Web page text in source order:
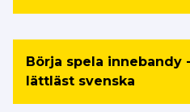
Börja spela innebandy
lättläst svenska